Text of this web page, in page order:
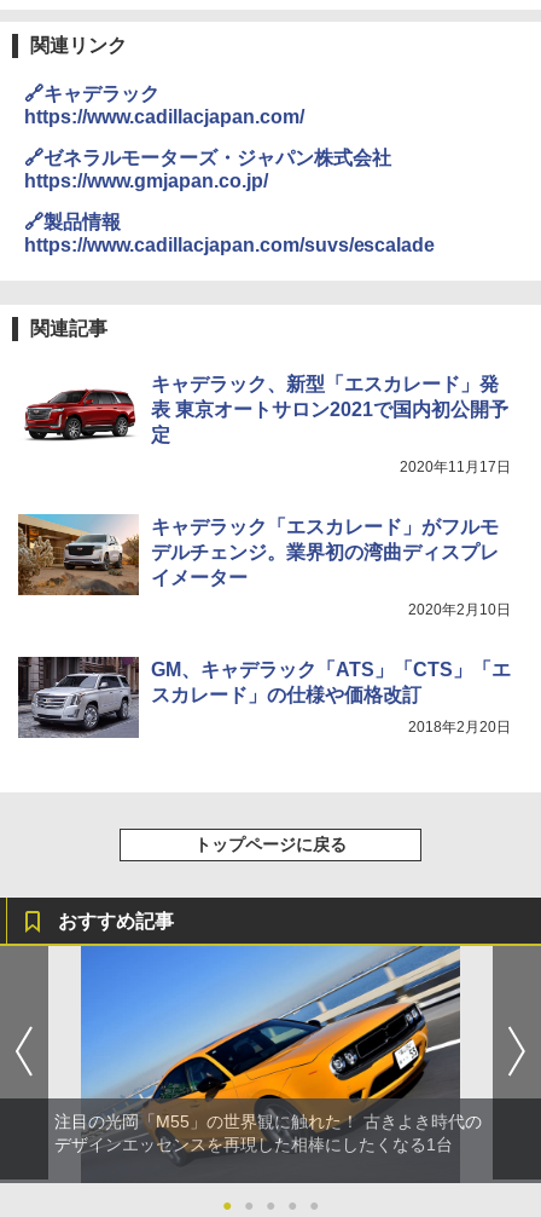
関連リンク
🔗キャデラック
https://www.cadillacjapan.com/
🔗ゼネラルモーターズ・ジャパン株式会社
https://www.gmjapan.co.jp/
🔗製品情報
https://www.cadillacjapan.com/suvs/escalade
関連記事
キャデラック、新型「エスカレード」発
表 東京オートサロン2021で国内初公開予
定
2020年11月17日
キャデラック「エスカレード」がフルモ
デルチェンジ。業界初の湾曲ディスプレ
イメーター
2020年2月10日
GM、キャデラック「ATS」「CTS」「エ
スカレード」の仕様や価格改訂
2018年2月20日
トップページに戻る
おすすめ記事
注目の光岡「M55」の世界観に触れた！ 古きよき時代の
デザインエッセンスを再現した相棒にしたくなる1台
● ● ● ● ●